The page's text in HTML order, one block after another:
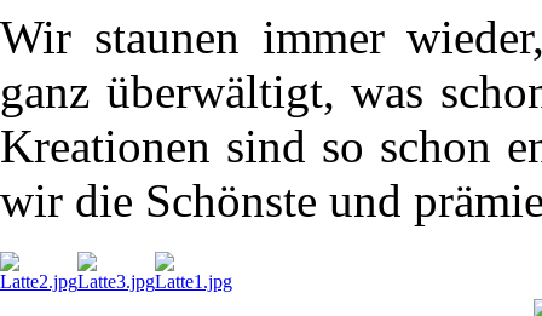
Wir staunen immer
ganz überwältigt, was
Kreationen sind so schon
wir die Schönste und